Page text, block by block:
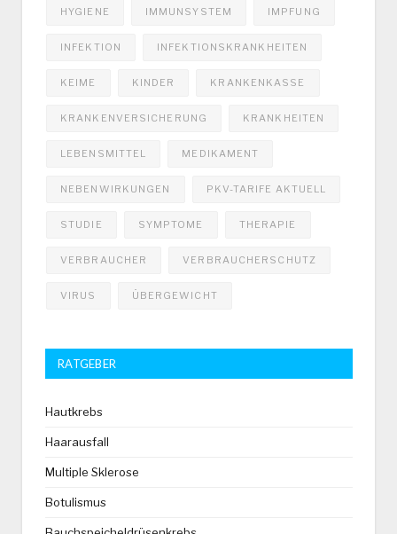
HYGIENE IMMUNSYSTEM IMPFUNG
INFEKTION INFEKTIONSKRANKHEITEN
KEIME KINDER KRANKENKASSE
KRANKENVERSICHERUNG KRANKHEITEN
LEBENSMITTEL MEDIKAMENT
NEBENWIRKUNGEN PKV-TARIFE AKTUELL
STUDIE SYMPTOME THERAPIE
VERBRAUCHER VERBRAUCHERSCHUTZ
VIRUS ÜBERGEWICHT
RATGEBER
Hautkrebs
Haarausfall
Multiple Sklerose
Botulismus